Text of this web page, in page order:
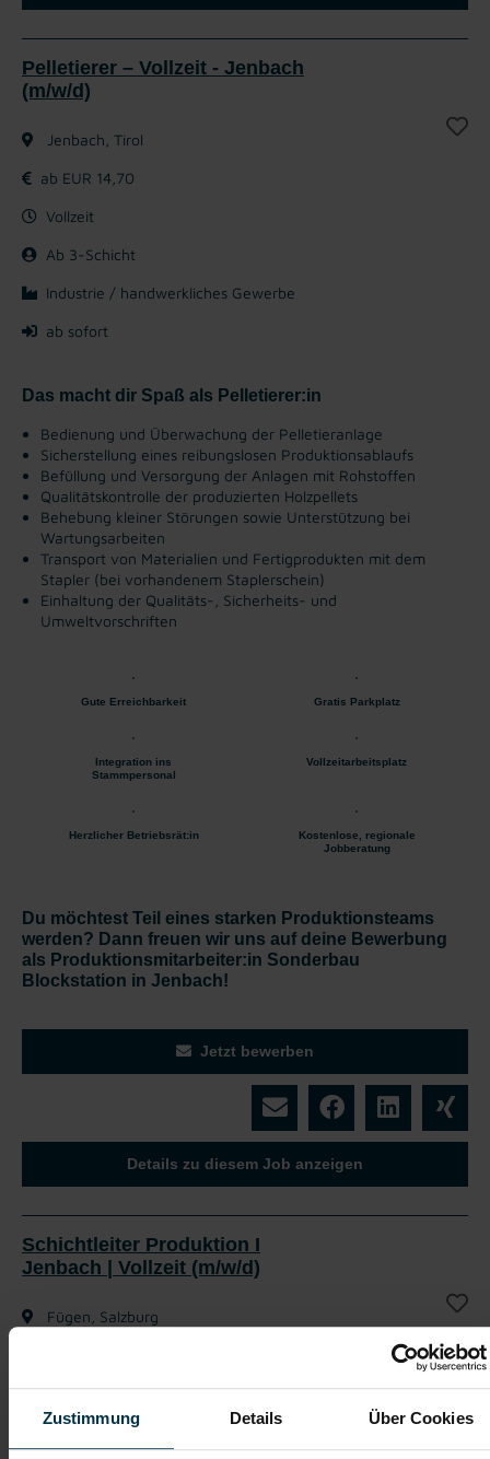
Zustimmung Details Über Cookies
Pelletierer – Vollzeit - Jenbach
(m/w/d)
Jenbach, Tirol
ab EUR 14,70
Vollzeit
Ab 3-Schicht
Industrie / handwerkliches Gewerbe
ab sofort
Das macht dir Spaß als Pelletierer:in
Bedienung und Überwachung der Pelletieranlage
Sicherstellung eines reibungslosen Produktionsablaufs
Befüllung und Versorgung der Anlagen mit Rohstoffen
Qualitätskontrolle der produzierten Holzpellets
Behebung kleiner Störungen sowie Unterstützung bei
Wartungsarbeiten
Transport von Materialien und Fertigprodukten mit dem
Stapler (bei vorhandenem Staplerschein)
Einhaltung der Qualitäts-, Sicherheits- und
Umweltvorschriften
Gute Erreichbarkeit Gratis Parkplatz
Integration ins
Stammpersonal
Vollzeitarbeitsplatz
Herzlicher Betriebsrät:in
Kostenlose, regionale
Jobberatung
Du möchtest Teil eines starken Produktionsteams
werden? Dann freuen wir uns auf deine Bewerbung
als Produktionsmitarbeiter:in Sonderbau
Blockstation in Jenbach!
Jetzt bewerben
Details zu diesem Job anzeigen
Schichtleiter Produktion I
Jenbach | Vollzeit (m/w/d)
Fügen, Salzburg
Vollzeit
Ab 3-Schicht